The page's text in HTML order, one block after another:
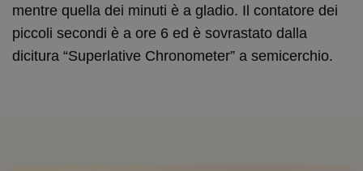
mentre quella dei minuti è a gladio. Il contatore dei
piccoli secondi è a ore 6 ed è sovrastato dalla
dicitura “Superlative Chronometer” a semicerchio.